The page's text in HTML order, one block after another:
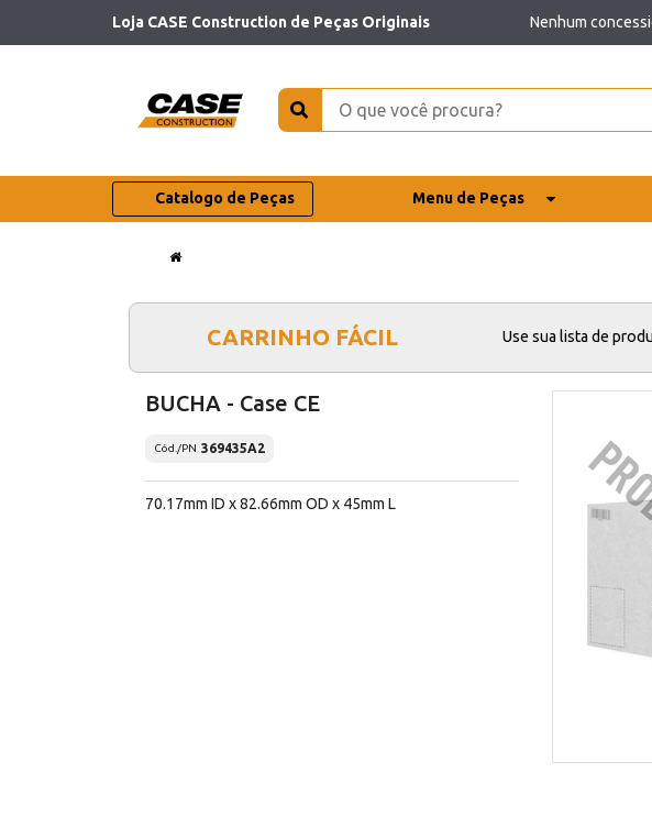
Loja CASE Construction de Peças Originais Nenhum
Catalogo de Peças Menu de Peças
CARRINHO FÁCIL Use sua lista de
BUCHA - Case CE
Cód./PN 369435A2
70.17mm ID x 82.66mm OD x 45mm L